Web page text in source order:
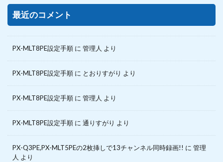
最近のコメント
PX-MLT8PE設定手順 に 管理人 より
PX-MLT8PE設定手順 に とおりすがり より
PX-MLT8PE設定手順 に 管理人 より
PX-MLT8PE設定手順 に 通りすがり より
PX-Q3PE,PX-MLT5PEの2枚挿しで13チャンネル同時録画!! に 管理
人 より